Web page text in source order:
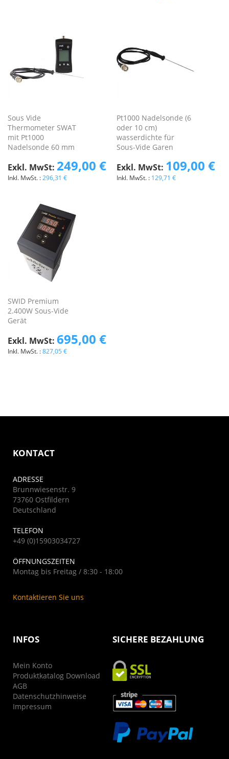
Sous Vide
Thermometer SWAT
mit Pt1000
Nadelsonde 60 mm
296,31 €
249,00 €
Pt1000 Nadelsonde (6
oder 10 cm)
wasserdichte für
Sous-Vide Garen
129,71 €
109,00 €
SWID Premium
2.400W Sous-Vide
Gerät
827,05 €
695,00 €
KONTACT
ADRESSE
Brunnwiesenstr. 9
73760 Ostfildern
Deutschland
TELEFON
+49 (0)15903034727
ÖFFNUNGSZEITEN
Montag bis Freitag / 8:30 - 18:00
Kontaktieren Sie uns
INFOS
Mein Konto
Produktkatalog Download
AGB
Datenschutzhinweise
Impressum
SICHERE BEZAHLUNG